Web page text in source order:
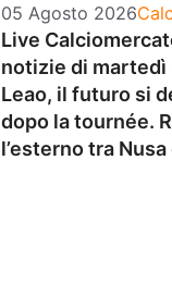
05 Agosto 2026
Live
notizie di martedì
Leao, il futuro si
dopo la tournée.
l’esterno tra